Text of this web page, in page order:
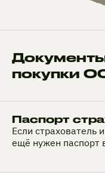
покупки
Паспорт
Если страхователь
ещё нужен паспорт